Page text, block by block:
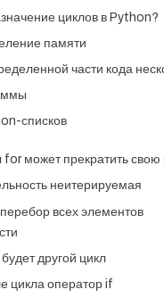
циклов в Python?
памяти
части кода
списков
for может прекратить свою
неитерируемая
всех элементов
другой цикл
цикла оператор if